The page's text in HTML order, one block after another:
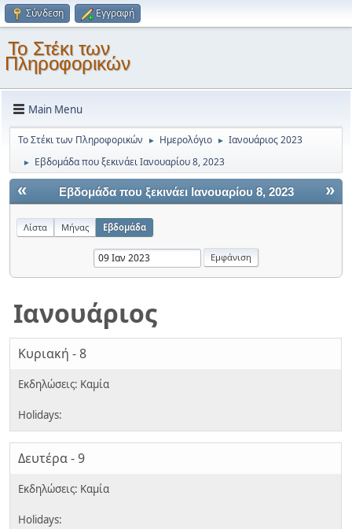
Σύνδεση Εγγραφή
Το Στέκι των
Πληροφορικών
Main Menu
Το Στέκι των Πληροφορικών ► Ημερολόγιο ► Ιανουάριος 2023
► Εβδομάδα που ξεκινάει Ιανουαρίου 8, 2023
« »
Εβδομάδα που ξεκινάει Ιανουαρίου 8, 2023
Λίστα Μήνας Εβδομάδα
Ιανουάριος
Κυριακή - 8
Δευτέρα - 9